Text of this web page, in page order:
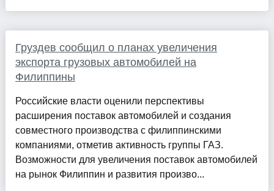
Груздев сообщил о планах увеличения
экспорта грузовых автомобилей на
Филиппины
Российские власти оценили перспективы
расширения поставок автомобилей и создания
совместного производства с филиппинскими
компаниями, отметив активность группы ГАЗ.
Возможности для увеличения поставок автомобилей
на рынок Филиппин и развития произво...